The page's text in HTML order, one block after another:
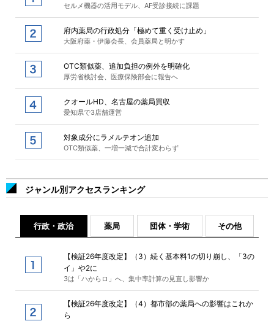
セルメ機器の活用モデル、AF受診接続に課題
府内薬局の行政処分「極めて重く受け止め」
大阪府薬・伊藤会長、会員薬局と明かす
OTC類似薬、追加負担の例外を明確化
厚労省検討会、医療保険部会に報告へ
クオールHD、名古屋の薬局買収
愛知県で3店舗運営
対象成分にラメルテオン追加
OTC類似薬、一増一減で合計変わらず
ジャンル別アクセスランキング
行政・政治 薬局 団体・学術 その他
【検証26年度改定】（3）続く基本料1の切り崩し、「3の
イ」や2に
3は「ハからロ」へ、集中率計算の見直し影響か
【検証26年度改定】（4）都市部の薬局への影響はこれか
ら